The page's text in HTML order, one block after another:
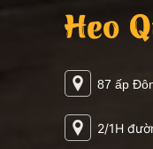
Heo
87 ấp
2/1H